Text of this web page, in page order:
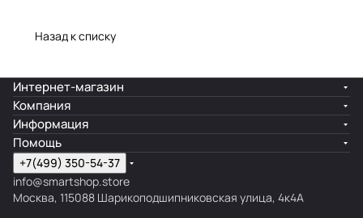
Назад к списку
Интернет-магазин
Компания
Информация
Помощь
+7(499) 350-54-37
info@smartshop.store
Москва, 115088 Шарикоподшипниковская улица, 4к4А